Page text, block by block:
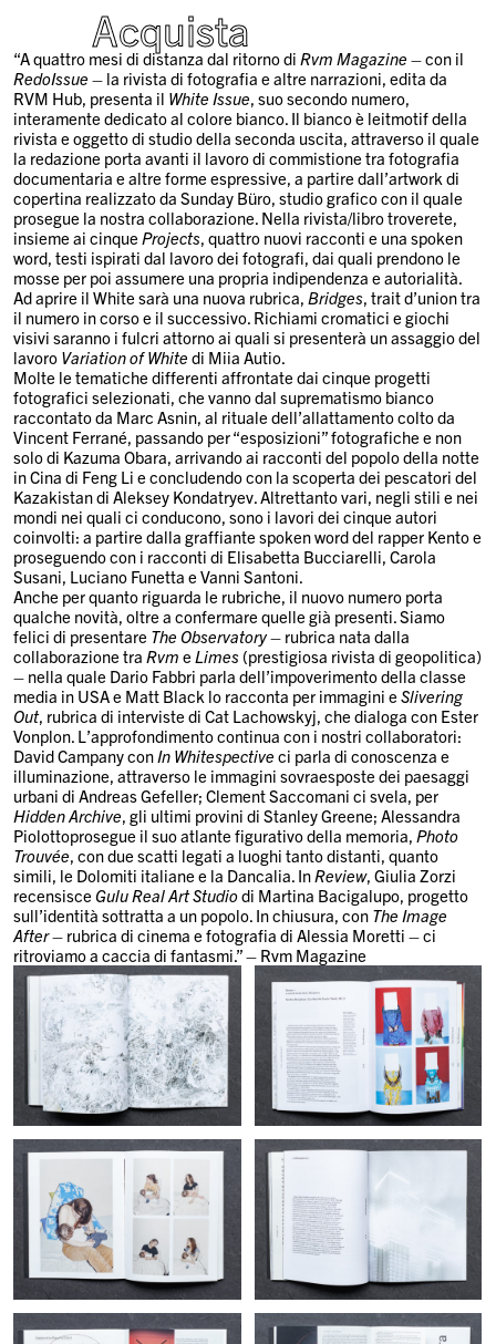
Acquista
“A quattro mesi di distanza dal ritorno diRvm Magazine – con il
RedoIssue – la rivista di fotografia e altre narrazioni, edita da
RVM Hub, presenta il White Issue, suo secondo numero,
interamente dedicato al colore bianco. Il bianco è leitmotif della
rivista e oggetto di studio della seconda uscita, attraverso il quale
la redazione porta avanti il lavoro di commistione tra fotografia
documentaria e altre forme espressive, a partire dall’artwork di
copertina realizzato da Sunday Büro, studio grafico con il quale
prosegue la nostra collaborazione. Nella rivista/libro troverete,
insieme ai cinqueProjects, quattro nuovi racconti e una spoken
word, testi ispirati dal lavoro dei fotografi, dai quali prendono le
mosse per poi assumere una propria indipendenza e autorialità.
Ad aprire il White sarà una nuova rubrica,Bridges, trait d’union tra
il numero in corso e il successivo. Richiami cromatici e giochi
visivi saranno i fulcri attorno ai quali si presenterà un assaggio del
lavoro Variation of White di Miia Autio.
Molte le tematiche differenti affrontate dai cinque progetti
fotografici selezionati, che vanno dal suprematismo bianco
raccontato da Marc Asnin, al rituale dell’allattamento colto da
Vincent Ferrané, passando per “esposizioni” fotografiche e non
solo di Kazuma Obara, arrivando ai racconti del popolo della notte
in Cina di Feng Li e concludendo con la scoperta dei pescatori del
Kazakistan di Aleksey Kondatryev. Altrettanto vari, negli stili e nei
mondi nei quali ci conducono, sono i lavori dei cinque autori
coinvolti: a partire dalla graffiante spoken word del rapper Kento e
proseguendo con i racconti di Elisabetta Bucciarelli, Carola
Susani, Luciano Funetta e Vanni Santoni.
Anche per quanto riguarda le rubriche, il nuovo numero porta
qualche novità, oltre a confermare quelle già presenti. Siamo
felici di presentare The Observatory– rubrica nata dalla
collaborazione traRvm eLimes (prestigiosa rivista di geopolitica)
– nella quale Dario Fabbri parla dell’impoverimento della classe
media in USA e Matt Black lo racconta per immagini eSlivering
Out, rubrica di interviste di Cat Lachowskyj, che dialoga con Ester
Vonplon. L’approfondimento continua con i nostri collaboratori:
David Campany conIn Whitespective ci parla di conoscenza e
illuminazione, attraverso le immagini sovraesposte dei paesaggi
urbani di Andreas Gefeller; Clement Saccomani ci svela, per
Hidden Archive, gli ultimi provini di Stanley Greene; Alessandra
Piolottoprosegue il suo atlante figurativo della memoria,Photo
Trouvée, con due scatti legati a luoghi tanto distanti, quanto
simili, le Dolomiti italiane e la Dancalia. InReview, Giulia Zorzi
recensisceGulu Real Art Studiodi Martina Bacigalupo, progetto
sull’identità sottratta a un popolo. In chiusura, con The Image
After– rubrica di cinema e fotografia di Alessia Moretti – ci
ritroviamo a caccia di fantasmi.” – Rvm Magazine